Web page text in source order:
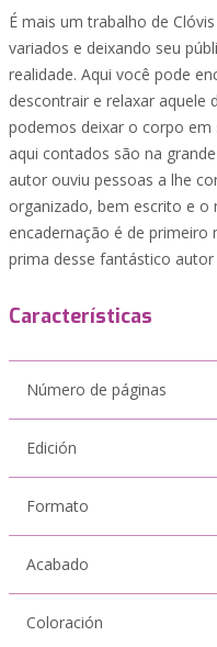
É mais um trabalho de
variados e deixando seu
realidade. Aqui você pode
descontrair e relaxar aquele
podemos deixar o corpo
aqui contados são na
autor ouviu pessoas a lhe
organizado, bem escrito e o
encadernação é de primeiro
prima desse fantástico
Características
Número de páginas
Edición
Formato
Acabado
Coloración